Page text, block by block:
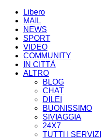
Libero
MAIL
NEWS
SPORT
VIDEO
COMMUNITY
IN CITTÀ
ALTRO
BLOG
CHAT
DILEI
BUONISSIMO
SIVIAGGIA
24X7
TUTTI I SERVIZI